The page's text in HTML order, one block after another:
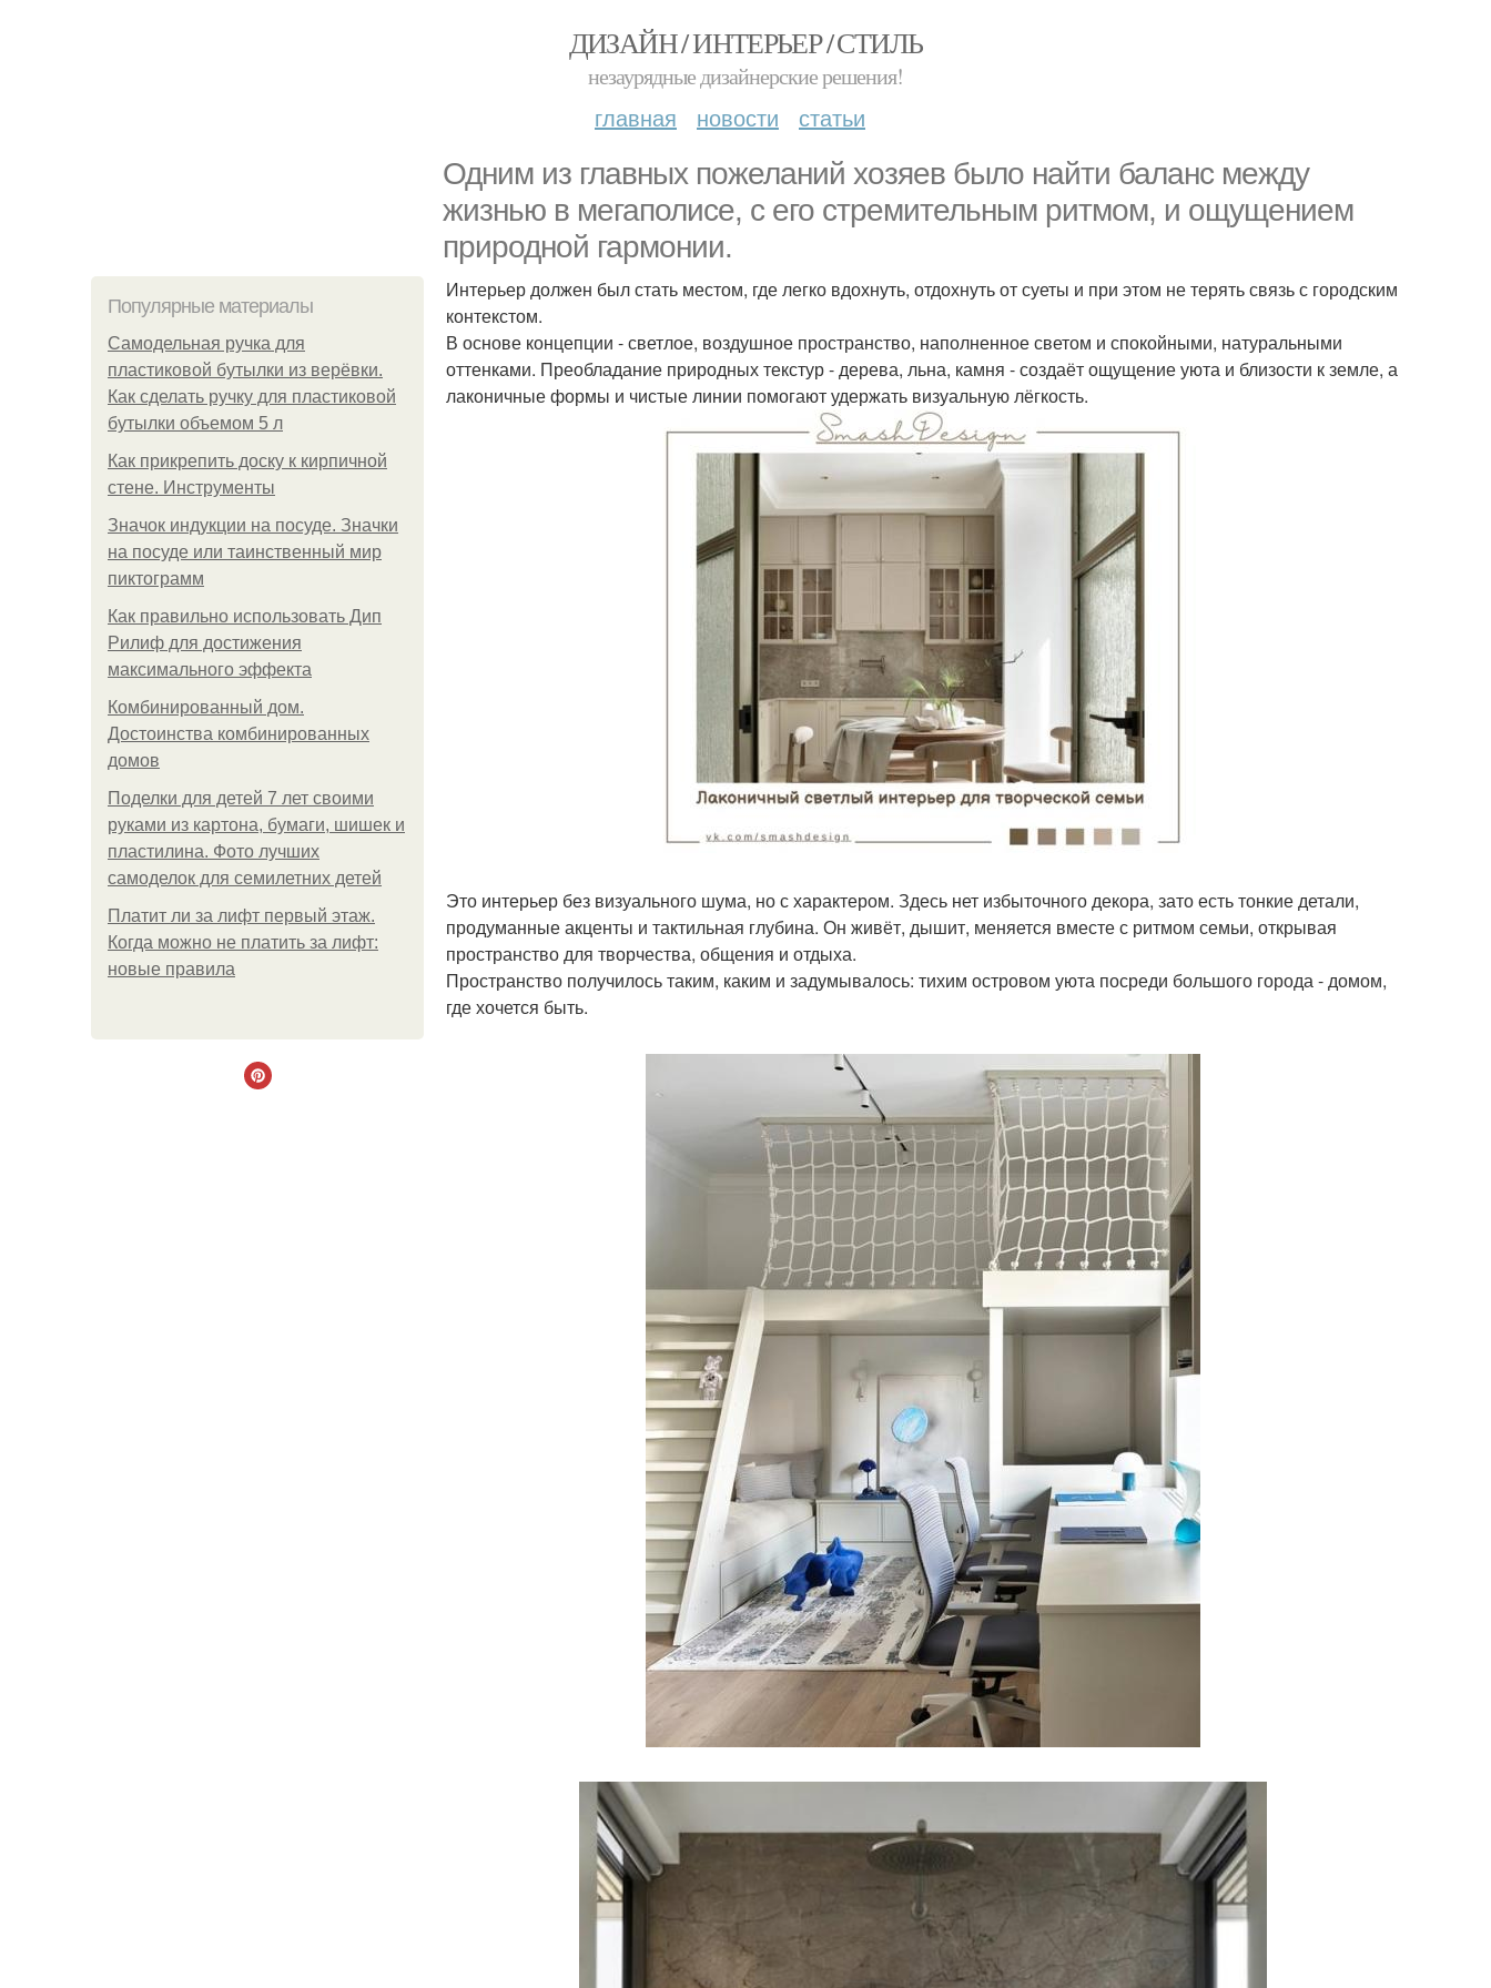
ДИЗАЙН / ИНТЕРЬЕР / СТИЛЬ
незаурядные дизайнерские решения!
главная новости статьи
Одним из главных пожеланий хозяев было найти баланс между
жизнью в мегаполисе, с его стремительным ритмом, и ощущением
природной гармонии.
Популярные материалы
Самодельная ручка для
пластиковой бутылки из верёвки.
Как сделать ручку для пластиковой
бутылки объемом 5 л
Как прикрепить доску к кирпичной
стене. Инструменты
Значок индукции на посуде. Значки
на посуде или таинственный мир
пиктограмм
Как правильно использовать Дип
Рилиф для достижения
максимального эффекта
Комбинированный дом.
Достоинства комбинированных
домов
Поделки для детей 7 лет своими
руками из картона, бумаги, шишек и
пластилина. Фото лучших
самоделок для семилетних детей
Платит ли за лифт первый этаж.
Когда можно не платить за лифт:
новые правила
Интерьер должен был стать местом, где легко вдохнуть, отдохнуть от суеты и при этом не терять связь с городским
контекстом.
В основе концепции - светлое, воздушное пространство, наполненное светом и спокойными, натуральными
оттенками. Преобладание природных текстур - дерева, льна, камня - создаёт ощущение уюта и близости к земле, а
лаконичные формы и чистые линии помогают удержать визуальную лёгкость.
Это интерьер без визуального шума, но с характером. Здесь нет избыточного декора, зато есть тонкие детали,
продуманные акценты и тактильная глубина. Он живёт, дышит, меняется вместе с ритмом семьи, открывая
пространство для творчества, общения и отдыха.
Пространство получилось таким, каким и задумывалось: тихим островом уюта посреди большого города - домом,
где хочется быть.